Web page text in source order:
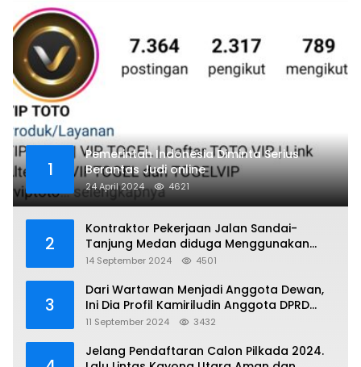
1
Pemerintah Indonesia Diminta Serius
Berantas Judi online
24 April 2024 4621
2
Kontraktor Pekerjaan Jalan Sandai-
Tanjung Medan diduga Menggunakan
Matrial Tanah tak Berizin Resmi
14 September 2024 4501
3
Dari Wartawan Menjadi Anggota Dewan,
Ini Dia Profil Kamiriludin Anggota DPRD
Dapil 1 KKU
11 September 2024 3432
Jelang Pendaftaran Calon Pilkada 2024.